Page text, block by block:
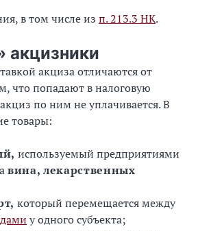
в том числе из п. 213.3 НК.
акцизники
акциза отличаются от
что попадают в налоговую
по ним не уплачивается. В
товары:
используемый предприятиями
вина, лекарственных
который перемещается между
у одного субъекта;